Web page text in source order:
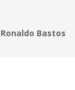
Ronaldo Bastos